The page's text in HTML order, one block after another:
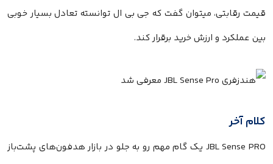
قیمت رقابتی، میتوان گفت که جی بی ال توانسته تعادل بسیار خوبی
بین عملکرد و ارزش خرید برقرار کند.
کلام آخر
JBL Sense PRO یک گام مهم رو به جلو در بازار هدفون‌های پشت‌باز